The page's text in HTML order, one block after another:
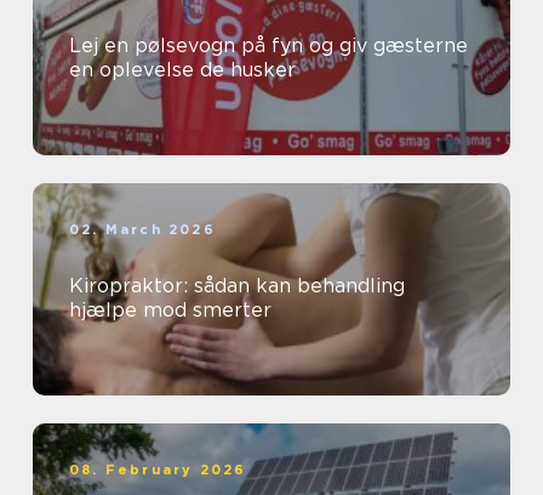
Lej en pølsevogn på fyn og giv gæsterne
en oplevelse de husker
02. March 2026
Kiropraktor: sådan kan behandling
hjælpe mod smerter
08. February 2026